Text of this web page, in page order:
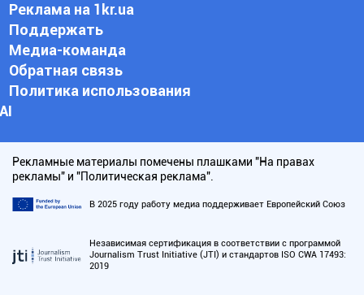
Реклама на 1kr.ua
Поддержать
Медиа-команда
Обратная связь
Политика использования
АI
Рекламные материалы помечены плашками "На правах
рекламы" и "Политическая реклама".
В 2025 году работу медиа поддерживает Европейский Союз
Независимая сертификация в соответствии с программой
Journalism Trust Initiative (JTI) и стандартов ISO CWA 17493:
2019